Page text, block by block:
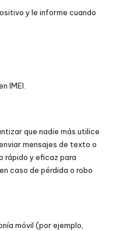
y le informe cuando
IMEI.
que nadie más utilice
mensajes de texto o
rápido y eficaz para
caso de pérdida o robo
móvil (por ejemplo,